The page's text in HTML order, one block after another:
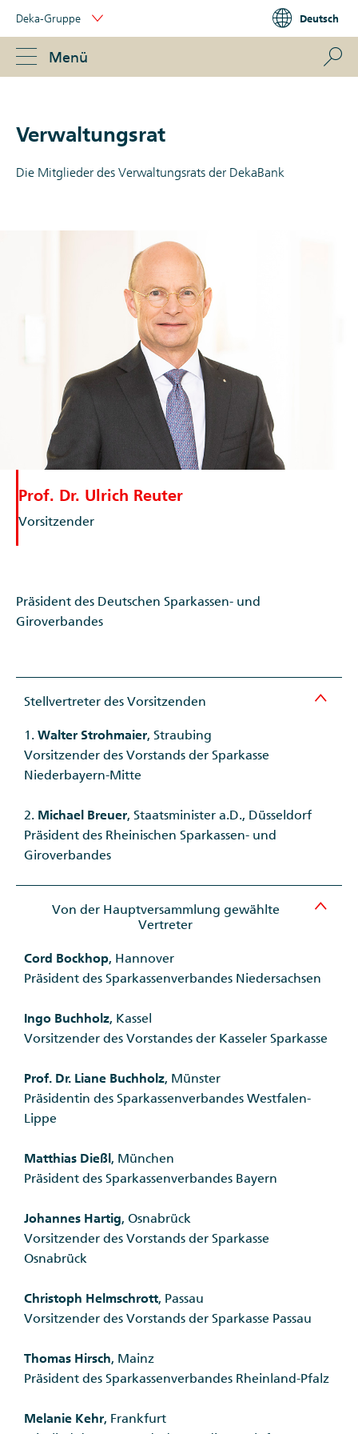
Links
Navigation
Portal
Navigation
Deka-Gruppe Deutsch
Menü
Verwaltungsrat
Die Mitglieder des Verwaltungsrats der DekaBank
Prof. Dr. Ulrich Reuter
Vorsitzender
Präsident des Deutschen Sparkassen- und
Giroverbandes
Stellvertreter des Vorsitzenden
1. Walter Strohmaier, Straubing
Vorsitzender des Vorstands der Sparkasse
Niederbayern-Mitte
2. Michael Breuer, Staatsminister a.D., Düsseldorf
Präsident des Rheinischen Sparkassen- und
Giroverbandes
Von der Hauptversammlung gewählte
Vertreter
Cord Bockhop, Hannover
Präsident des Sparkassenverbandes Niedersachsen
Ingo Buchholz, Kassel
Vorsitzender des Vorstandes der Kasseler Sparkasse
Prof. Dr. Liane Buchholz, Münster
Präsidentin des Sparkassenverbandes Westfalen-
Lippe
Matthias Dießl, München
Präsident des Sparkassenverbandes Bayern
Johannes Hartig, Osnabrück
Vorsitzender des Vorstands der Sparkasse
Osnabrück
Christoph Helmschrott, Passau
Vorsitzender des Vorstands der Sparkasse Passau
Thomas Hirsch, Mainz
Präsident des Sparkassenverbandes Rheinland-Pfalz
Melanie Kehr, Frankfurt